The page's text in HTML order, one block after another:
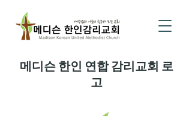
메디슨 한인 연합 감리교회 로
고